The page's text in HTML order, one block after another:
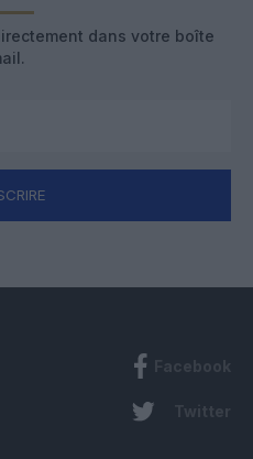
dans votre boîte